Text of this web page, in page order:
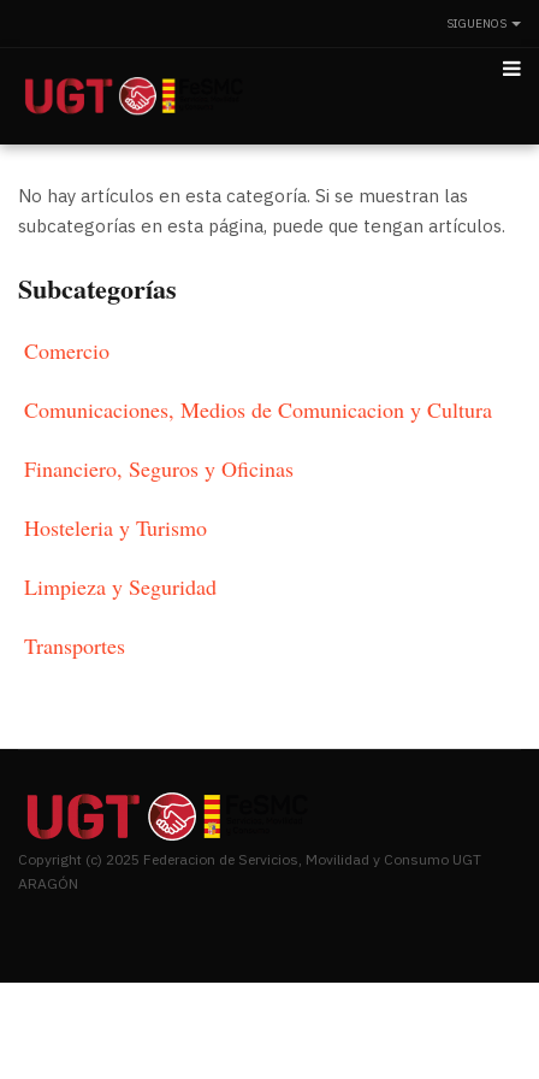
SIGUENOS
No hay artículos en esta categoría. Si se muestran las
subcategorías en esta página, puede que tengan artículos.
Subcategorías
Comercio
Comunicaciones, Medios de Comunicacion y Cultura
Financiero, Seguros y Oficinas
Hosteleria y Turismo
Limpieza y Seguridad
Transportes
Copyright (c) 2025 Federacion de Servicios, Movilidad y Consumo UGT
ARAGÓN